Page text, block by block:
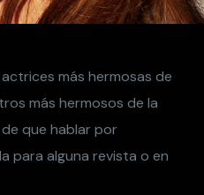
más hermosas de
más hermosos de la
que hablar por
para alguna revista o en